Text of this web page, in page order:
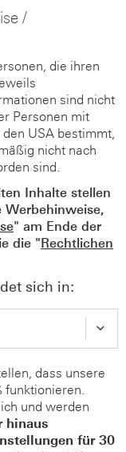
/
die ihren
sind nicht
Personen mit
USA bestimmt,
nicht nach
sind.
Inhalte stellen
" am Ende der
die "Rechtlichen
sich in:
dass unsere
funktionieren.
und werden
hinaus
für 30